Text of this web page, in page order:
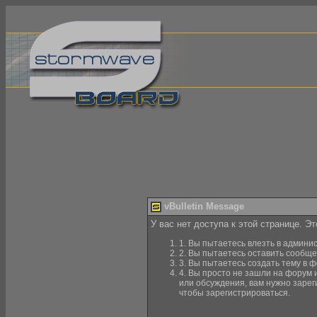
vBulletin Message
У вас нет доступа к этой странице.
1. Вы пытаетесь влезть в
2. Вы пытаетесь оставить
3. Вы пытаетесь создать тему в
4. Вы просто не зашли на форум
или обсуждения, вам нужно
чтобы зарегистрироваться.